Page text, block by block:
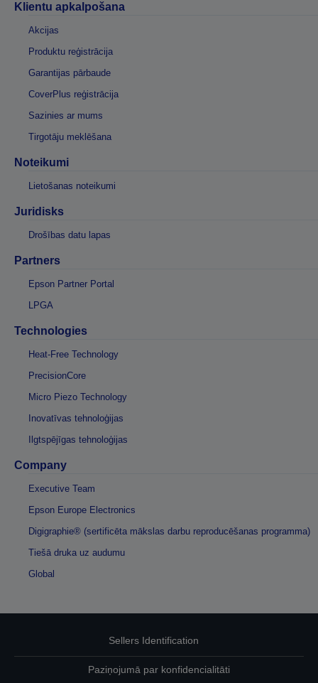
Klientu apkalpošana
Akcijas
Produktu reģistrācija
Garantijas pārbaude
CoverPlus reģistrācija
Sazinies ar mums
Tirgotāju meklēšana
Noteikumi
Lietošanas noteikumi
Juridisks
Drošības datu lapas
Partners
Epson Partner Portal
LPGA
Technologies
Heat-Free Technology
PrecisionCore
Micro Piezo Technology
Inovatīvas tehnoloģijas
Ilgtspējīgas tehnoloģijas
Company
Executive Team
Epson Europe Electronics
Digigraphie® (sertificēta mākslas darbu reproducēšanas programma)
Tiešā druka uz audumu
Global
Sellers Identification
Paziņojumā par konfidencialitāti